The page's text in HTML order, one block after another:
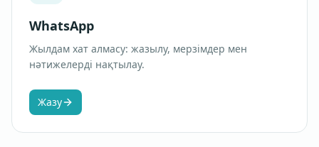
WhatsApp
Жылдам хат алмасу: жазылу, мерзімдер мен
нәтижелерді нақтылау.
Жазу